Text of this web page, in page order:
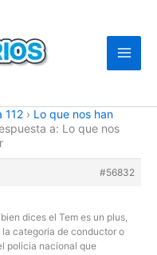
112 › Lo que nos han
a: Lo que nos
#56832
dices el Tem es un plus,
la categoria de conductor o
policia nacional que